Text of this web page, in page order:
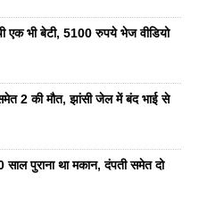
एक भी बेटी, 5100 रुपये भेज वीडियो
2 की मौत, झांसी जेल में बंद भाई से
पुराना था मकान, दंपती समेत दो